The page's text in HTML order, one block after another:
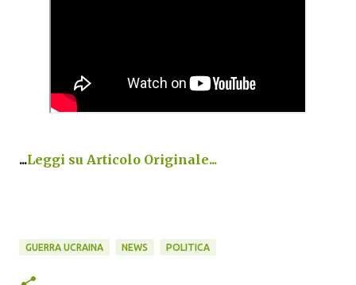
...Leggi su Articolo Originale...
GUERRA UCRAINA NEWS POLITICA